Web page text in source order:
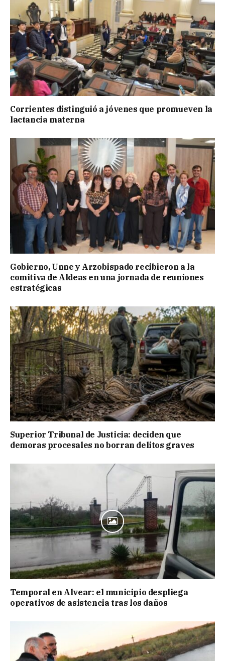
Corrientes distinguió a jóvenes que promueven la
lactancia materna
Gobierno, Unne y Arzobispado recibieron a la
comitiva de Aldeas en una jornada de reuniones
estratégicas
Superior Tribunal de Justicia: deciden que
demoras procesales no borran delitos graves
Temporal en Alvear: el municipio despliega
operativos de asistencia tras los daños